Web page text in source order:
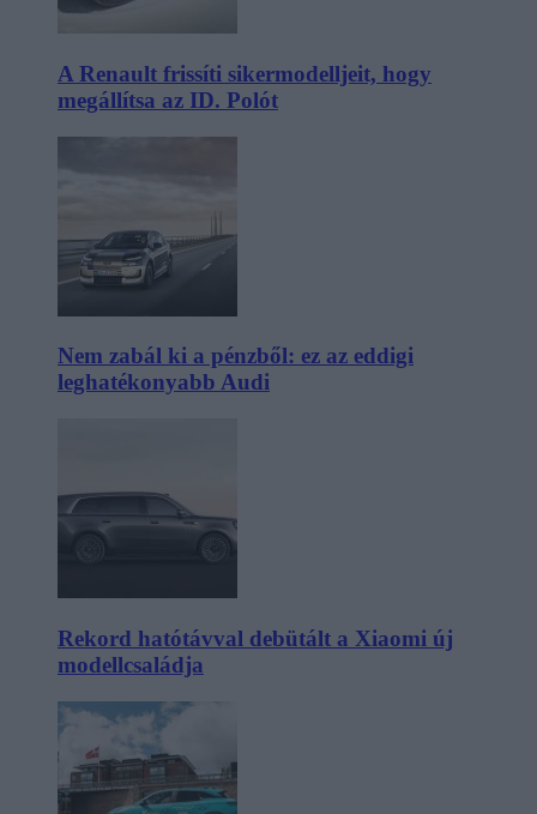
A Renault frissíti sikermodelljeit, hogy
megállítsa az ID. Polót
Nem zabál ki a pénzből: ez az eddigi
leghatékonyabb Audi
Rekord hatótávval debütált a Xiaomi új
modellcsaládja